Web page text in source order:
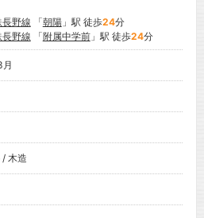
野線 「朝陽」駅 徒歩24分
野線 「附属中学前」駅 徒歩24分
/ 木造